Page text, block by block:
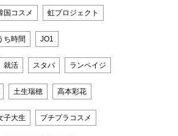
国コスメ 虹プロジェクト
ち時間 JO1
就活 スタバ ランペイジ
土生瑞穂 高本彩花
子大生 プチプラコスメ